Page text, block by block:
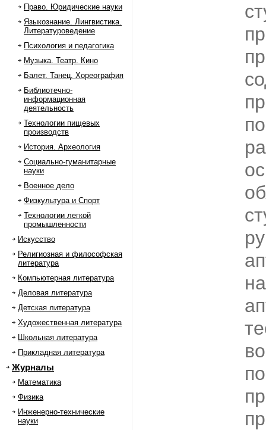
Право. Юридические науки
Языкознание. Лингвистика.
Литературоведение
Психология и педагогика
Музыка. Театр. Кино
Балет. Танец. Хореография
Библиотечно-
информационная
деятельность
Технологии пищевых
производств
История. Археология
Социально-гуманитарные
науки
Военное дело
Физкультура и Спорт
Технологии легкой
промышленности
Искусство
Религиозная и философская
литература
Компьютерная литература
Деловая литература
Детская литература
Художественная литература
Школьная литература
Прикладная литература
Журналы
Математика
Физика
Инженерно-технические
науки
по